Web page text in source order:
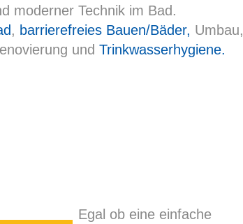
moderner Technik im Bad.
, barrierefreies Bauen/Bäder, Umbau,
und Trinkwasserhygiene.
Egal ob eine einfache